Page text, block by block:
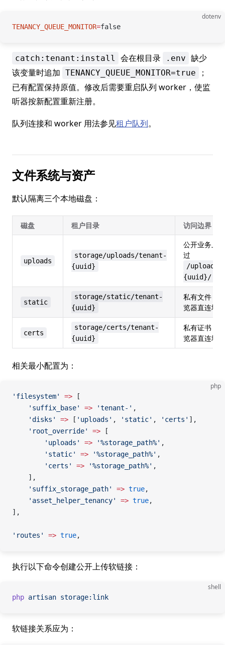
dotenv
TENANCY_QUEUE_MONITOR=false
catch:tenant:install 会在根目录 .env 缺少
该变量时追加 TENANCY_QUEUE_MONITOR=true
；
已有配置保持原值。修改后需要重启队列 worker，使监
听器按新配置重新注册。
队列连接和 worker 用法参见租户队列。
文件系统与资产
默认隔离三个本地磁盘：
磁盘 租户目录 访问边界
uploads
storage/uploads/tenant-
{uuid}
公开业务上
过
/uploads/
{uuid}/...
static
storage/static/tenant-
{uuid}
私有文件，
览器直连地址
certs
storage/certs/tenant-
{uuid}
私有证书，
览器直连地址
相关最小配置为：
php
'filesystem' => [
    'suffix_base'
=> 'tenant-' ,
    'disks'
=> [ 'uploads' , 'static' , 'certs' ],
    'root_override'
=> [
        'uploads'
=> '%storage_path%' ,
        'static'
=> '%storage_path%' ,
        'certs'
=> '%storage_path%' ,
    ],
    'suffix_storage_path'
=> true,
    'asset_helper_tenancy'
=> true,
],
'routes' => true,
执行以下命令创建公开上传软链接：
shell
php artisan storage:link
软链接关系应为：